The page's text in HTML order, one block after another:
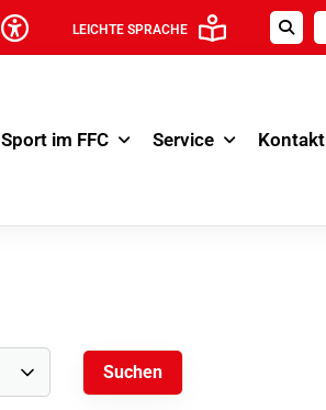
LEICHTE SPRACHE
Sport im FFC Service Kontakt